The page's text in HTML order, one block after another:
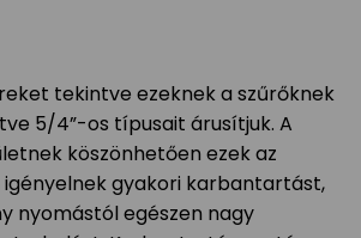
tekintve ezeknek a szűrőknek
5/4”-os típusait árusítjuk. A
köszönhetően ezek az
gyakori karbantartást,
nyomástól egészen nagy